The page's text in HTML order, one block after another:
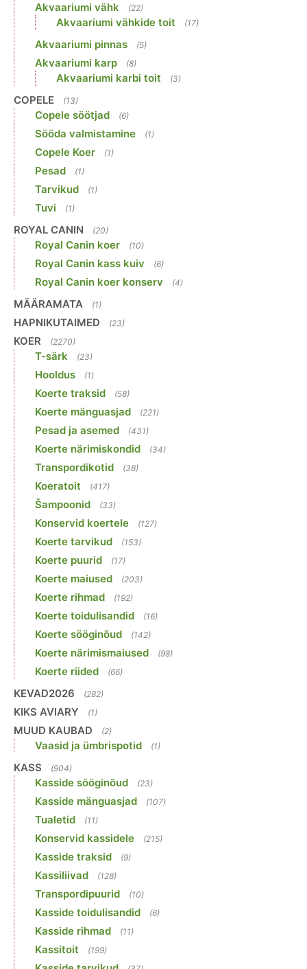
Akvaariumi vähk (22)
Akvaariumi vähkide toit (17)
Akvaariumi pinnas (5)
Akvaariumi karp (8)
Akvaariumi karbi toit (3)
COPELE (13)
Copele söötjad (6)
Sööda valmistamine (1)
Copele Koer (1)
Pesad (1)
Tarvikud (1)
Tuvi (1)
ROYAL CANIN (20)
Royal Canin koer (10)
Royal Canin kass kuiv (6)
Royal Canin koer konserv (4)
MÄÄRAMATA (1)
HAPNIKUTAIMED (23)
KOER (2270)
T-särk (23)
Hooldus (1)
Koerte traksid (58)
Koerte mänguasjad (221)
Pesad ja asemed (431)
Koerte närimiskondid (34)
Transpordikotid (38)
Koeratoit (417)
Šampoonid (33)
Konservid koertele (127)
Koerte tarvikud (153)
Koerte puurid (17)
Koerte maiused (203)
Koerte rihmad (192)
Koerte toidulisandid (16)
Koerte sööginõud (142)
Koerte närimismaiused (98)
Koerte riided (66)
KEVAD2026 (282)
KIKS AVIARY (1)
MUUD KAUBAD (2)
Vaasid ja ümbrispotid (1)
KASS (904)
Kasside sööginõud (23)
Kasside mänguasjad (107)
Tualetid (11)
Konservid kassidele (215)
Kasside traksid (9)
Kassiliivad (128)
Transpordipuurid (10)
Kasside toidulisandid (6)
Kasside rihmad (11)
Kassitoit (199)